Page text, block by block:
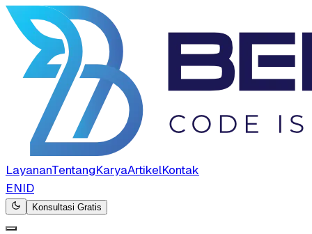
LayananTentangKaryaArtikelKontak
ENID
Konsultasi Gratis